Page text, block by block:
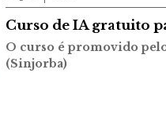
Curso de IA gratuito
O curso é promovido
(Sinjorba)